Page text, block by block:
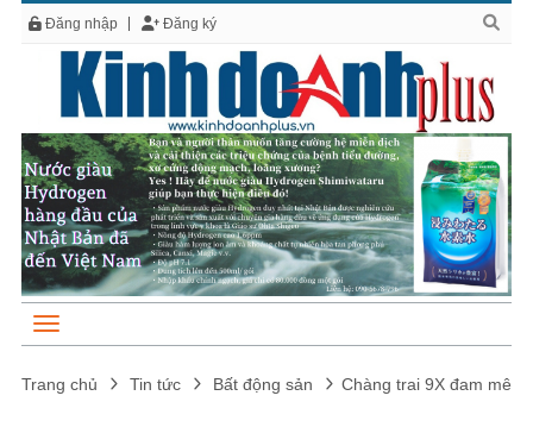
Đăng nhập Đăng ký
Trang chủ Tin tức Bất động sản Chàng trai 9X đam mê